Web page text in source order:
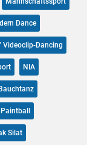
Dance
Videoclip-Dancing
NIA
Paintball
Silat